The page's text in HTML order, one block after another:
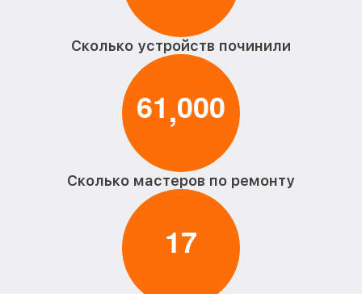
Сколько устройств починили
61,000
Сколько мастеров по ремонту
17